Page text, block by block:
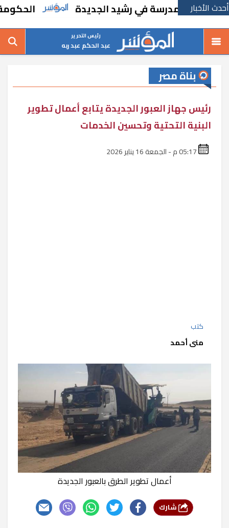
أحدث الأخبارمدرسة في رشيد الجديدة الحكومة
رئيس التحرير
عبد الحكم عبد ربه
بناة مصر
رئيس جهاز العبور الجديدة يتابع أعمال تطوير
البنية التحتية وتحسين الخدمات
كتب
منى أحمد
أعمال تطوير الطرق بالعبور الجديدة